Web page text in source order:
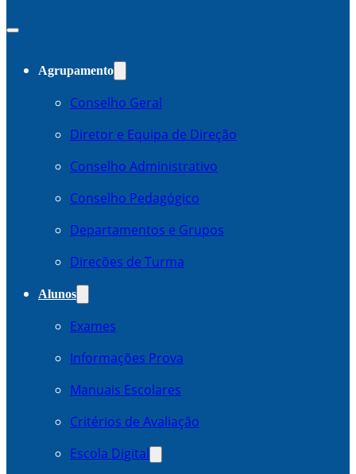
Agrupamento
Conselho Geral
Diretor e Equipa de Direção
Conselho Administrativo
Conselho Pedagógico
Departamentos e Grupos
Direcões de Turma
Alunos
Exames
Informações Prova
Manuais Escolares
Critérios de Avaliação
Escola Digital